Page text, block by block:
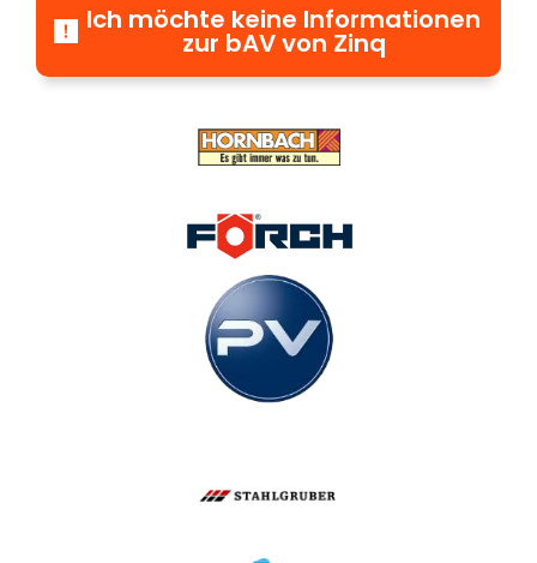
Ich möchte keine Informationen
zur bAV von Zinq